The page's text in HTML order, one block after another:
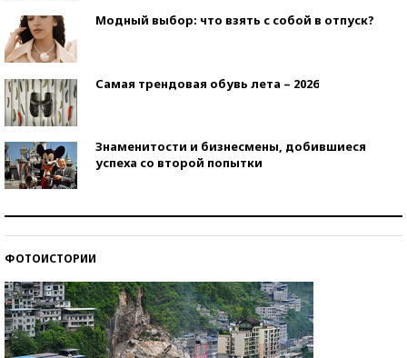
Модный выбор: что взять с собой в отпуск?
Самая трендовая обувь лета – 2026
Знаменитости и бизнесмены, добившиеся
успеха со второй попытки
ФОТОИСТОРИИ